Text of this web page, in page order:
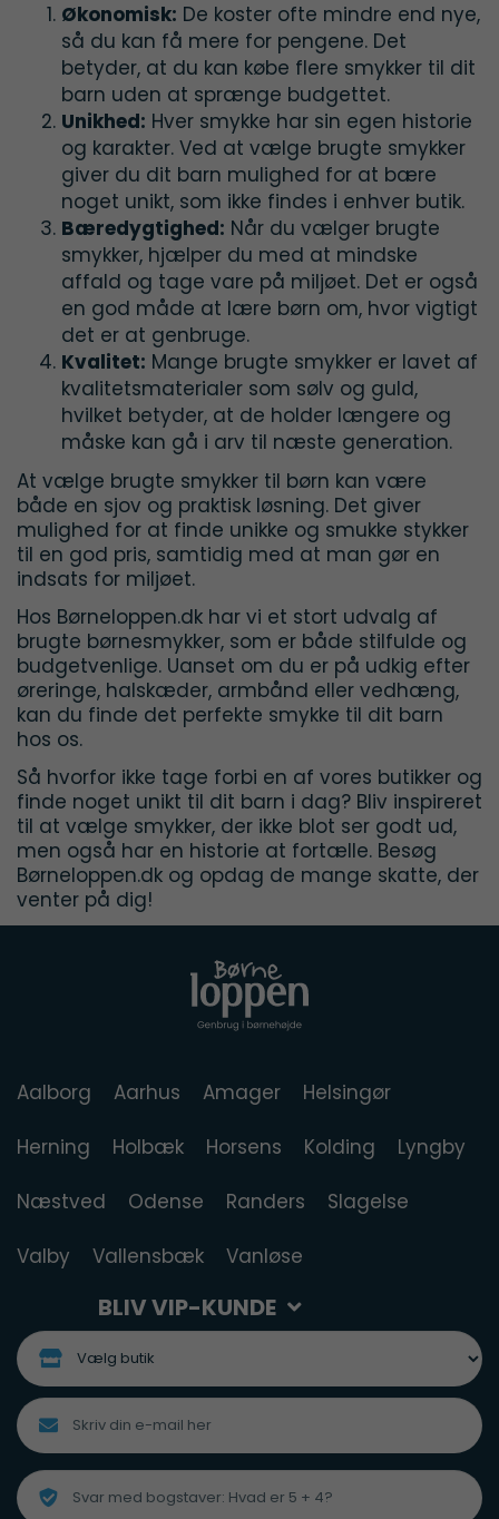
Økonomisk: De koster ofte mindre end nye,
så du kan få mere for pengene. Det
betyder, at du kan købe flere smykker til dit
barn uden at sprænge budgettet.
Unikhed: Hver smykke har sin egen historie
og karakter. Ved at vælge brugte smykker
giver du dit barn mulighed for at bære
noget unikt, som ikke findes i enhver butik.
Bæredygtighed: Når du vælger brugte
smykker, hjælper du med at mindske
affald og tage vare på miljøet. Det er også
en god måde at lære børn om, hvor vigtigt
det er at genbruge.
Kvalitet: Mange brugte smykker er lavet af
kvalitetsmaterialer som sølv og guld,
hvilket betyder, at de holder længere og
måske kan gå i arv til næste generation.
At vælge brugte smykker til børn kan være
både en sjov og praktisk løsning. Det giver
mulighed for at finde unikke og smukke stykker
til en god pris, samtidig med at man gør en
indsats for miljøet.
Hos Børneloppen.dk har vi et stort udvalg af
brugte børnesmykker, som er både stilfulde og
budgetvenlige. Uanset om du er på udkig efter
øreringe, halskæder, armbånd eller vedhæng,
kan du finde det perfekte smykke til dit barn
hos os.
Så hvorfor ikke tage forbi en af vores butikker og
finde noget unikt til dit barn i dag? Bliv inspireret
til at vælge smykker, der ikke blot ser godt ud,
men også har en historie at fortælle. Besøg
Børneloppen.dk og opdag de mange skatte, der
venter på dig!
Aalborg Aarhus Amager Helsingør
Herning Holbæk Horsens Kolding Lyngby
Næstved Odense Randers Slagelse
Valby Vallensbæk Vanløse
BLIV VIP-KUNDE